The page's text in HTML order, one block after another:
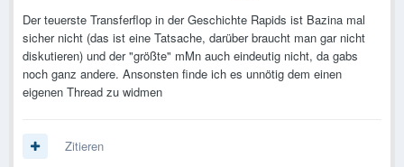
Der teuerste Transferflop in der Geschichte Rapids ist Bazina mal
sicher nicht (das ist eine Tatsache, darüber braucht man gar nicht
diskutieren) und der "größte" mMn auch eindeutig nicht, da gabs
noch ganz andere. Ansonsten finde ich es unnötig dem einen
eigenen Thread zu widmen
Zitieren